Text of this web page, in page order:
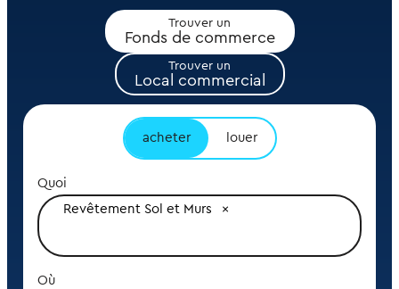
Trouver un
Fonds de commerce
Trouver un
Local commercial
acheter louer
Quoi
Revêtement Sol et Murs
Où